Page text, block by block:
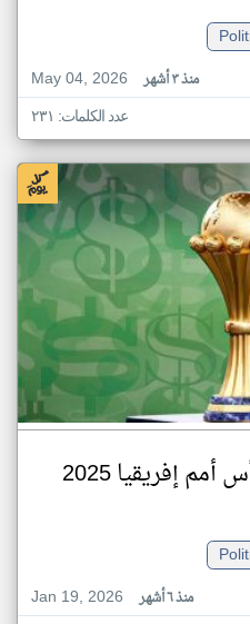
May 04, 2026
منذ ٣ أشهر
عدد الكلمات: ٢٣١
إفريقيا 2025
Jan 19, 2026
منذ ٦ أشهر